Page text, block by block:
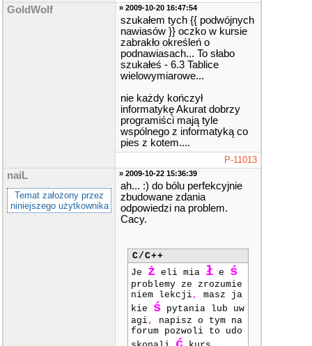
y
}
// wybor opc
ji
gotoxy(
);
cout
ica_3D
[ 4
(cin >> wyb
or).get ();
if(
(wybor) &&(wybor
== 1 ||wybor== 2 |
|wybor== 3
r == 4 ||wybor== 5
) ) // na probe
{
caseczy
taj_logi:
goto
xy( 1 , 9 );
cout
<<
tablica_3D
[
0 ] <<
"\n"
<< t
ablica_3D[ 1 [
]
<<
"\n"
GoldWolf » 2009-10-20 16:47:54
szukałem tych {{ podwójnych
nawiasów }} oczko w kursie
zabrakło określeń o
podnawiasach... To słabo
szukałeś - 6.3 Tablice
wielowymiarowe...
nie każdy kończył
informatykę Akurat dobrzy
programiści mają tyle
wspólnego z informatyką co
pies z kotem....
P-11013
naiL
Temat założony przez
niniejszego użytkownika
» 2009-10-22 15:36:39
ah... :) do bólu perfekcyjnie
zbudowane zdania
odpowiedzi na problem.
Cacy.
C/C++
Je ż eli mia ł e ś
problemy ze zrozumie
niem lekcji,
masz ja
kie ś pytania lub uw
agi,
napisz o tym na
forum pozwoli to udo